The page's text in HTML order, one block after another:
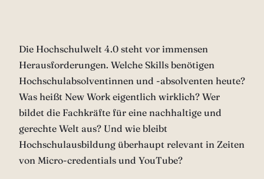
Die Hochschulwelt 4.0 steht vor immensen
Herausforderungen. Welche Skills benötigen
Hochschulabsolventinnen und -absolventen heute?
Was heißt New Work eigentlich wirklich? Wer
bildet die Fachkräfte für eine nachhaltige und
gerechte Welt aus? Und wie bleibt
Hochschulausbildung überhaupt relevant in Zeiten
von Micro-credentials und YouTube?